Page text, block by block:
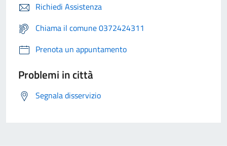
Richiedi Assistenza
Chiama il comune 0372424311
Prenota un appuntamento
Problemi in città
Segnala disservizio